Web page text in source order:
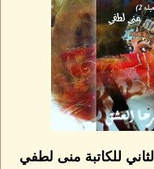
للكاتبة منى لطفي